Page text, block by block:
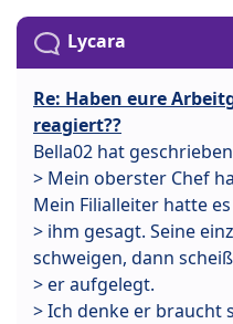
Lycara
Re: Haben eure
reagiert??
Bella02 hat
> Mein oberster Chef
Mein Filialleiter hatte es
> ihm gesagt. Seine
schweigen, dann
> er aufgelegt.
> Ich denke er braucht